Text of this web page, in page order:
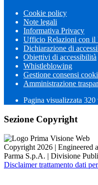
Cookie policy
Note legali
Informativa Privacy
Ufficio Relazioni con il
Dichiarazione di
Obiettivi di accessibilità
Whistleblowing
Gestione consensi
Amministrazione
Pagina visualizzata 320
Sezione Copyright
Copyright 2026 | Engineered
Parma S.p.A. | Divisione
Disclaimer trattamento dati